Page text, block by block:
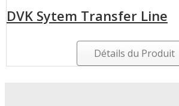
DVK Sytem Transfer Line
Détails du Produit